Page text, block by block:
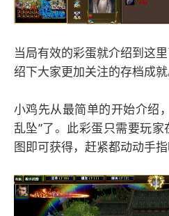
当局有效的彩蛋就介绍到这
绍下大家更加关注的存档成就
小鸡先从最简单的开始介绍
乱坠”了。此彩蛋只需要玩
图即可获得，赶紧都动动手指